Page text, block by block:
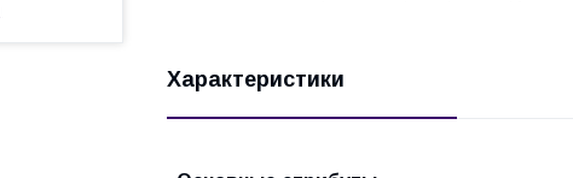
Характеристики